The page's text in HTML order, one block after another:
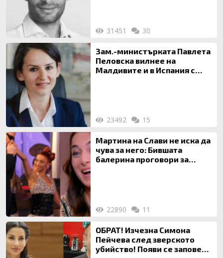
31451 30
Зам.-министърката Павлета
Пеловска вилнее на
Малдивите и в Испания с
23492 15
Мартина на Слави не иска да
чува за него: Бившата
балерина проговори за
22890 11
ОБРАТ! Изчезна Симона
Пейчева след зверското
убийство! Появи се заповед